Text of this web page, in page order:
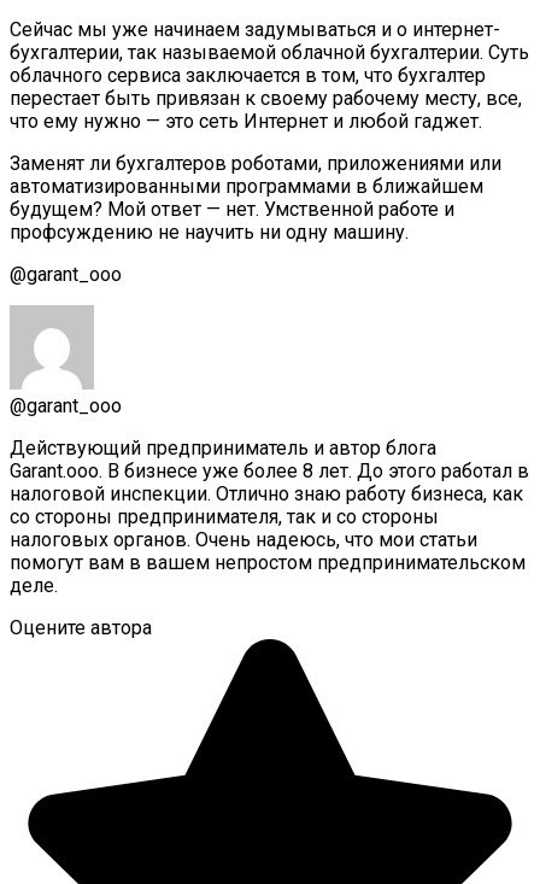
Сейчас мы уже начинаем задумываться и о интернет-
бухгалтерии, так называемой облачной бухгалтерии. Суть
облачного сервиса заключается в том, что бухгалтер
перестает быть привязан к своему рабочему месту, все,
что ему нужно — это сеть Интернет и любой гаджет.
Заменят ли бухгалтеров роботами, приложениями или
автоматизированными программами в ближайшем
будущем? Мой ответ — нет. Умственной работе и
профсуждению не научить ни одну машину.
@garant_ooo
@garant_ooo
Действующий предприниматель и автор блога
Garant.ooo. В бизнесе уже более 8 лет. До этого работал в
налоговой инспекции. Отлично знаю работу бизнеса, как
со стороны предпринимателя, так и со стороны
налоговых органов. Очень надеюсь, что мои статьи
помогут вам в вашем непростом предпринимательском
деле.
Оцените автора